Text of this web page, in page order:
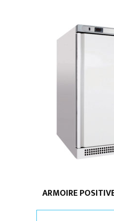
ARMOIRE